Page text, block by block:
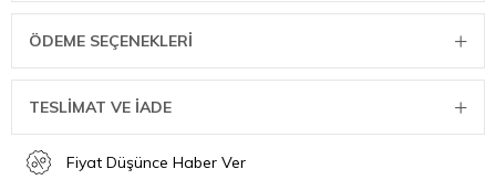
Paslanmaz çelik paslanmaya karşı dayanıklı olduğundan, palet
bulaşık makinesi için de uygundur. ZWILLING'in bu serisi, bireysel
Menşei Ülke: İspanya
ÖDEME SEÇENEKLERI
TESLİMAT VE İADE
Fiyat Düşünce Haber Ver